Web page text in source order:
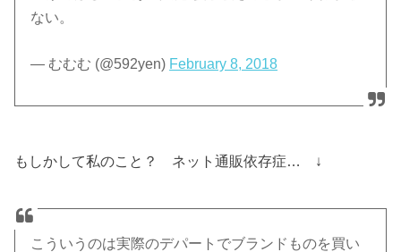
ない。
— むむむ (@592yen) February 8, 2018
もしかして私のこと？ ネット通販依存症… ↓
こういうのは実際のデパートでブランドものを買い